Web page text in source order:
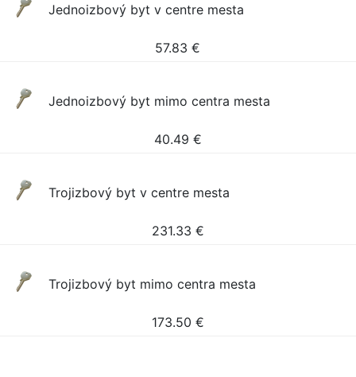
Jednoizbový byt v centre mesta
57.83 €
Jednoizbový byt mimo centra mesta
40.49 €
Trojizbový byt v centre mesta
231.33 €
Trojizbový byt mimo centra mesta
173.50 €